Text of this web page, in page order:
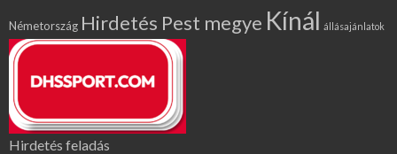
Németország Hirdetés Pest megye Kínál állásajánlatok
Hirdetés feladás